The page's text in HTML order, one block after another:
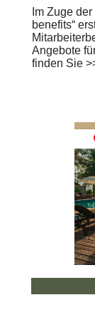
Im Zuge
benefits“
Angebote
finden Sie